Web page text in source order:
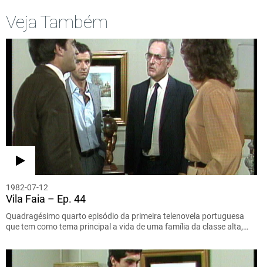
Veja Também
1982-07-12
Vila Faia – Ep. 44
Quadragésimo quarto episódio da primeira telenovela portuguesa
que tem como tema principal a vida de uma família da classe alta,…